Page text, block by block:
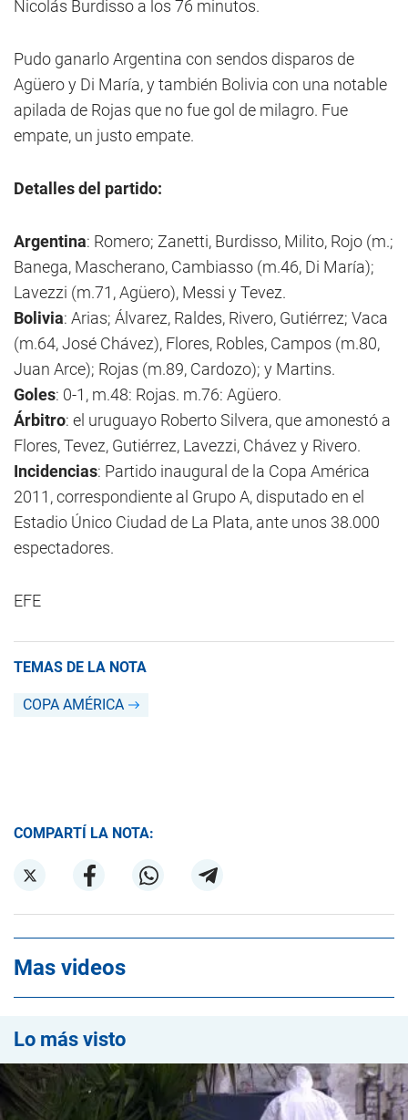
Nicolás Burdisso a los 76 minutos.
Pudo ganarlo Argentina con sendos disparos de
Agüero y Di María, y también Bolivia con una notable
apilada de Rojas que no fue gol de milagro. Fue
empate, un justo empate.
Detalles del partido:
Argentina: Romero; Zanetti, Burdisso, Milito, Rojo (m.;
Banega, Mascherano, Cambiasso (m.46, Di María);
Lavezzi (m.71, Agüero), Messi y Tevez.
Bolivia: Arias; Álvarez, Raldes, Rivero, Gutiérrez; Vaca
(m.64, José Chávez), Flores, Robles, Campos (m.80,
Juan Arce); Rojas (m.89, Cardozo); y Martins.
Goles: 0-1, m.48: Rojas. m.76: Agüero.
Árbitro: el uruguayo Roberto Silvera, que amonestó a
Flores, Tevez, Gutiérrez, Lavezzi, Chávez y Rivero.
Incidencias: Partido inaugural de la Copa América
2011, correspondiente al Grupo A, disputado en el
Estadio Único Ciudad de La Plata, ante unos 38.000
espectadores.
EFE
TEMAS DE LA NOTA
COPA AMÉRICA
COMPARTÍ LA NOTA:
Mas videos
Lo más visto